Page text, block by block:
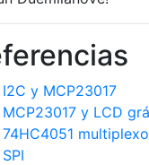
I2C y MCP23017
MCP23017 y LCD
74HC4051
SPI